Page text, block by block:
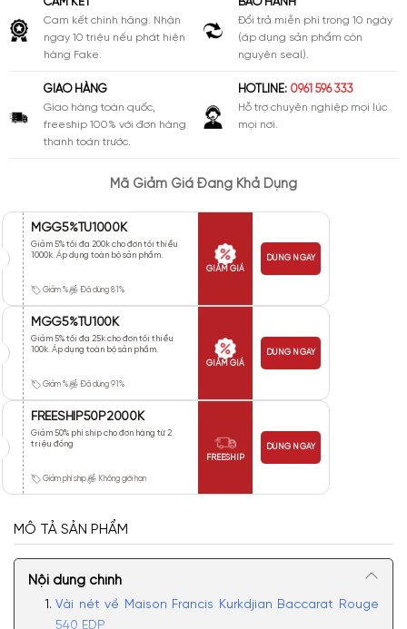
Cam kết chính hãng. Nhận
ngay 10 triệu nếu phát hiện
hàng Fake.
Đổi trả miễn phí trong 10 ngày
(áp dụng sản phẩm còn
nguyên seal).
GIAO HÀNG
Giao hàng toàn quốc,
freeship 100% với đơn hàng
thanh toán trước.
HOTLINE: 0961 596 333
Hỗ trợ chuyên nghiệp mọi lúc
mọi nơi.
Mã Giảm Giá Đang Khả Dụng
MGG5%TU1000K
Giảm 5% tối đa 200k cho đơn tối thiểu
1000k. Áp dụng toàn bộ sản phẩm.
Giảm % Đã dùng 81%
GIẢM GIÁ
DÙNG NGAY
MGG5%TU100K
Giảm 5% tối đa 25k cho đơn tối thiểu
100k. Áp dụng toàn bộ sản phẩm.
Giảm % Đã dùng 91%
GIẢM GIÁ
DÙNG NGAY
FREESHIP50P2000K
Giảm 50% phí ship cho đơn hàng từ 2
triệu đồng
Giảm phí ship Không giới hạn
FREESHIP
DÙNG NGAY
MÔ TẢ SẢN PHẨM
Nội dung chính
Vài nét về Maison Francis Kurkdjian Baccarat Rouge
540 EDP